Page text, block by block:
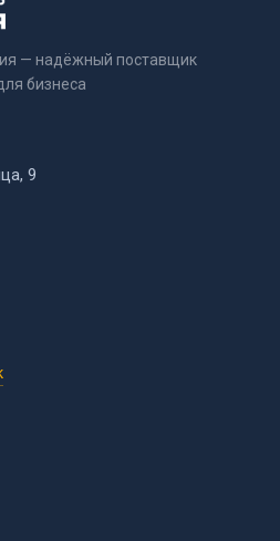
— надёжный поставщик
бизнеса
9